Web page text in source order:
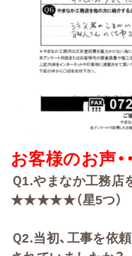
お客様のお声・
Ｑ1.やまなか工務店
★★★★★（星5つ）
Ｑ2.当初、工事を依